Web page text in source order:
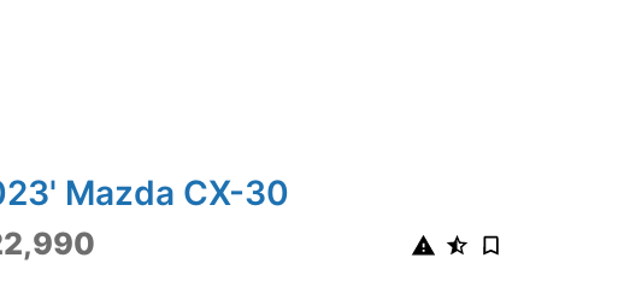
Mazda CX-30